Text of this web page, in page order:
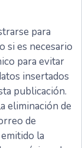
para
si es necesario
para evitar
insertados
publicación.
eliminación de
de
la